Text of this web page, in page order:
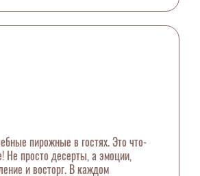
пирожные в гостях. Это что-
Не просто десерты, а эмоции,
и восторг. В каждом